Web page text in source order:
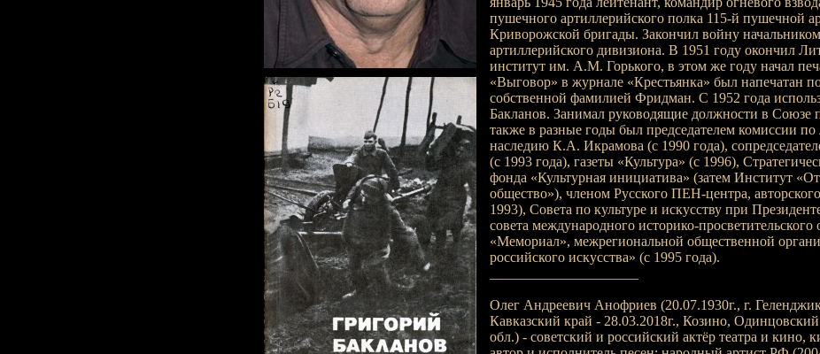
пушечного артиллерийского полка 115-й пушечной
Криворожской бригады. Закончил войну
артиллерийского дивизиона. В 1951 году окончил
институт им. А.М. Горького, в этом же году начал
«Выговор» в журнале «Крестьянка» был напечатан
собственной фамилией Фридман. С 1952 года
Бакланов. Занимал руководящие должности в Союзе
также в разные годы был председателем комиссии по
наследию К.А. Икрамова (с 1990 года),
(с 1993 года), газеты «Культура» (с 1996),
фонда «Культурная инициатива» (затем Институт
общество»), членом Русского ПЕН-центра,
1993), Совета по культуре и искусству при
совета международного историко-просветительского
«Мемориал», межрегиональной общественной
российского искусства» (с 1995 года).
Олег Андреевич Анофриев (20.07.1930г., г.
Кавказский край - 28.03.2018г., Козино,
обл.) - советский и российский актёр театра и кино,